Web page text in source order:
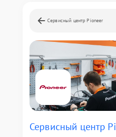
Сервисный центр Pioneer
Сервисный центр